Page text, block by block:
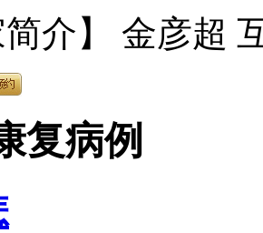
简介】 金彦超
复病例